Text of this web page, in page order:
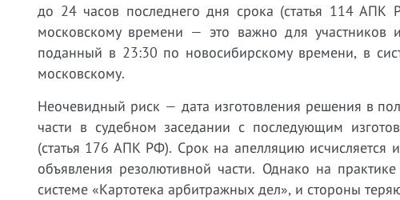
до 24 часов последнего дня срока (статья 114 АПК
московскому времени — это важно для
поданный в 23:30 по новосибирскому времени, в
московскому.
Неочевидный риск — дата изготовления решения в
части в судебном заседании с последующим
(статья 176 АПК РФ). Срок на апелляцию
объявления резолютивной части. Однако на
системе «Картотека арбитражных дел», и стороны